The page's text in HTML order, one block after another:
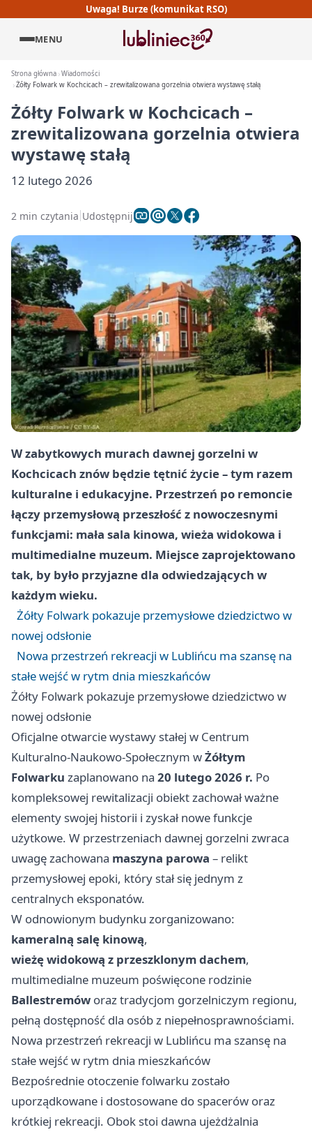
Uwaga! Burze (komunikat RSO)
MENU
Strona główna Wiadomości
Żółty Folwark w Kochcicach – zrewitalizowana gorzelnia otwiera wystawę stałą
Żółty Folwark w Kochcicach –
zrewitalizowana gorzelnia otwiera
wystawę stałą
12 lutego 2026
2 min czytania Udostępnij
W zabytkowych murach dawnej gorzelni w
Kochcicach znów będzie tętnić życie – tym razem
kulturalne i edukacyjne. Przestrzeń po remoncie
łączy przemysłową przeszłość z nowoczesnymi
funkcjami: mała sala kinowa, wieża widokowa i
multimedialne muzeum. Miejsce zaprojektowano
tak, by było przyjazne dla odwiedzających w
każdym wieku.
Żółty Folwark pokazuje przemysłowe dziedzictwo w
nowej odsłonie
Nowa przestrzeń rekreacji w Lublińcu ma szansę na
stałe wejść w rytm dnia mieszkańców
Żółty Folwark pokazuje przemysłowe dziedzictwo w
nowej odsłonie
Oficjalne otwarcie wystawy stałej w Centrum
Kulturalno-Naukowo-Społecznym wŻółtym
Folwarku zaplanowano na 20 lutego 2026 r. Po
kompleksowej rewitalizacji obiekt zachował ważne
elementy swojej historii i zyskał nowe funkcje
użytkowe. W przestrzeniach dawnej gorzelni zwraca
uwagę zachowana maszyna parowa – relikt
przemysłowej epoki, który stał się jednym z
centralnych eksponatów.
W odnowionym budynku zorganizowano:
kameralną salę kinową,
wieżę widokową z przeszklonym dachem,
multimedialne muzeum poświęcone rodzinie
Ballestremów oraz tradycjom gorzelniczym regionu,
pełną dostępność dla osób z niepełnosprawnościami.
Nowa przestrzeń rekreacji w Lublińcu ma szansę na
stałe wejść w rytm dnia mieszkańców
Bezpośrednie otoczenie folwarku zostało
uporządkowane i dostosowane do spacerów oraz
krótkiej rekreacji. Obok stoi dawna ujeżdżalnia